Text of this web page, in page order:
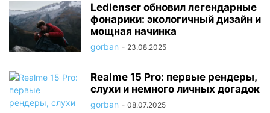
Ledlenser обновил легендарные
фонарики: экологичный дизайн и
мощная начинка
gorban - 23.08.2025
Realme 15 Pro: первые рендеры,
слухи и немного личных догадок
gorban - 08.07.2025